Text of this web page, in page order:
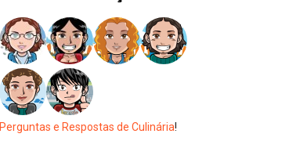
Perguntas e Respostas de Culinária!